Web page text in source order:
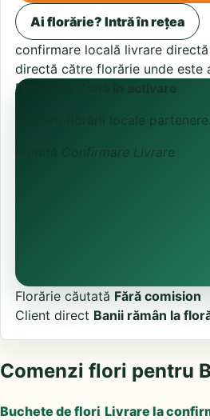
Ai florărie? Intră în rețea
confirmare locală livrare
directă către florărie unde este
ProFlorist
Zonă în activare
Căutăm florării locale partenere.
Confirmare Livrare
Florărie căutată Fără comision
Client direct Banii rămân la
Comenzi flori pentru
Buchete de flori Livrare la